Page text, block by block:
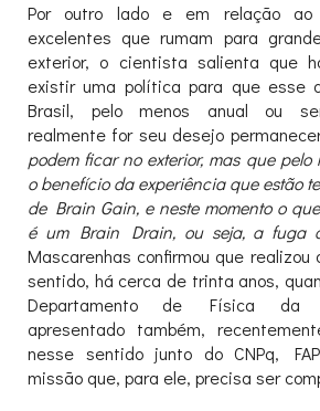
Por outro lado e em relação ao
excelentes que rumam para
exterior, o cientista salienta que
existir uma política para que esse
Brasil, pelo menos anual ou
realmente for seu desejo
podem ficar no exterior, mas que pelo
o benefício da experiência que estão
de Brain Gain, e neste momento o
é um Brain Drain, ou seja, a fuga
Mascarenhas confirmou que realizou
sentido, há cerca de trinta anos,
Departamento de Física da
apresentado também,
nesse sentido junto do CNPq,
missão que, para ele, precisa ser